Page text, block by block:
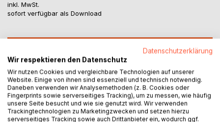
inkl. MwSt.
sofort verfügbar als Download
Auf die Merkliste
Titel bewerten
Datenschutzerklärung
Wir respektieren den Datenschutz
Wir nutzen Cookies und vergleichbare Technologien auf unserer
Website. Einige von ihnen sind essenziell und technisch notwendig.
Daneben verwenden wir Analysemethoden (z. B. Cookies oder
Fingerprints sowie serverseitiges Tracking), um zu messen, wie häufig
unsere Seite besucht und wie sie genutzt wird. Wir verwenden
Trackingtechnologien zu Marketingzwecken und setzen hierzu
serverseitiges Tracking sowie auch Drittanbieter ein, wodurch ggf.